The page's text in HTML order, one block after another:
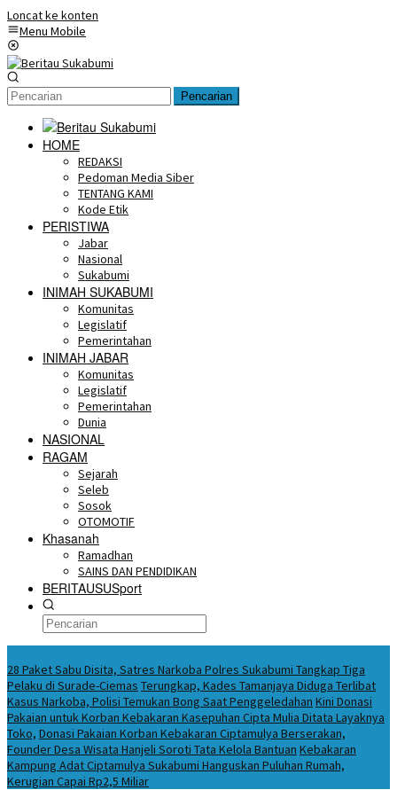
Loncat ke konten
Menu Mobile
Pencarian
HOME
REDAKSI
Pedoman Media Siber
TENTANG KAMI
Kode Etik
PERISTIWA
Jabar
Nasional
Sukabumi
INIMAH SUKABUMI
Komunitas
Legislatif
Pemerintahan
INIMAH JABAR
Komunitas
Legislatif
Pemerintahan
Dunia
NASIONAL
RAGAM
Sejarah
Seleb
Sosok
OTOMOTIF
Khasanah
Ramadhan
SAINS DAN PENDIDIKAN
BERITAUSUSport
28 Paket Sabu Disita, Satres Narkoba Polres Sukabumi Tangkap Tiga
Pelaku di Surade-Ciemas Terungkap, Kades Tamanjaya Diduga Terlibat
Kasus Narkoba, Polisi Temukan Bong Saat Penggeledahan Kini Donasi
Pakaian untuk Korban Kebakaran Kasepuhan Cipta Mulia Ditata Layaknya
Toko, Donasi Pakaian Korban Kebakaran Ciptamulya Berserakan,
Founder Desa Wisata Hanjeli Soroti Tata Kelola Bantuan Kebakaran
Kampung Adat Ciptamulya Sukabumi Hanguskan Puluhan Rumah,
Kerugian Capai Rp2,5 Miliar